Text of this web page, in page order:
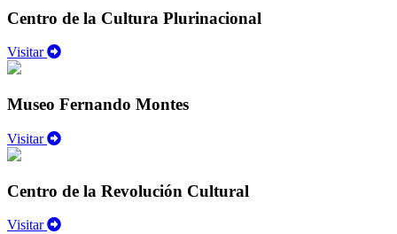
Centro de la Cultura Plurinacional
Visitar
Museo Fernando Montes
Visitar
Centro de la Revolución Cultural
Visitar